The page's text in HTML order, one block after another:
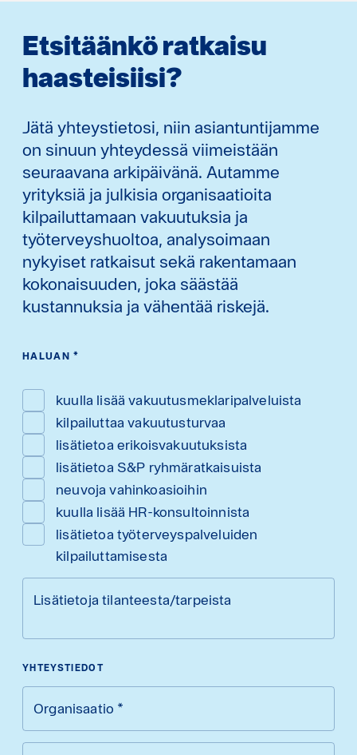
Etsitäänkö ratkaisu
haasteisiisi?
Jätä yhteystietosi, niin asiantuntijamme
on sinuun yhteydessä viimeistään
seuraavana arkipäivänä. Autamme
yrityksiä ja julkisia organisaatioita
kilpailuttamaan vakuutuksia ja
työterveyshuoltoa, analysoimaan
nykyiset ratkaisut sekä rakentamaan
kokonaisuuden, joka säästää
kustannuksia ja vähentää riskejä.
HALUAN *
kuulla lisää vakuutusmeklaripalveluista
kilpailuttaa vakuutusturvaa
lisätietoa erikoisvakuutuksista
lisätietoa S&P ryhmäratkaisuista
neuvoja vahinkoasioihin
kuulla lisää HR-konsultoinnista
lisätietoa työterveyspalveluiden
kilpailuttamisesta
Lisätietoja tilanteesta/tarpeista
YHTEYSTIEDOT
Organisaatio *